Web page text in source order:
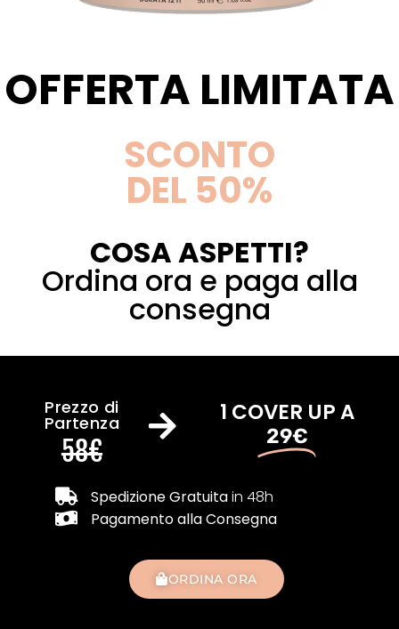
OFFERTA LIMITATA
SCONTO
DEL 50%
COSA ASPETTI?
Ordina ora e paga alla
consegna
Prezzo di
Partenza
58€
1 COVER UP A
29€
Spedizione Gratuitain 48h
Pagamento alla Consegna
ORDINA ORA